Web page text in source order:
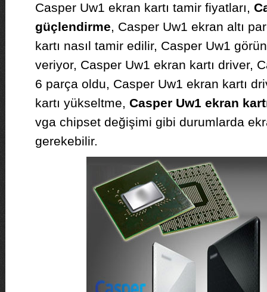
Casper Uw1 ekran kartı tamir fiyatları,
güçlendirme, Casper Uw1 ekran altı
kartı nasıl tamir edilir, Casper Uw1
veriyor, Casper Uw1 ekran kartı driver,
6 parça oldu, Casper Uw1 ekran kartı
kartı yükseltme, Casper Uw1 ekran
vga chipset değişimi gibi durumlarda
gerekebilir.